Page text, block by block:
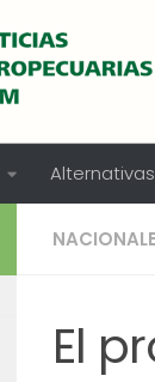
Alternativas
El